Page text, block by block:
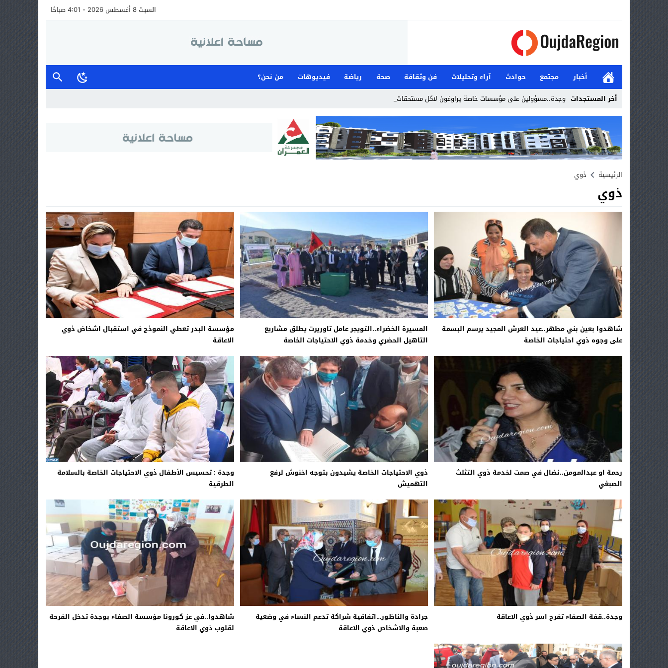
السبت 8 أغسطس 2026 - 4:01 صباحًا
أخبار مجتمع حوادث آراء وتحليلات فن وثقافة صحة رياضة فيديوهات
من نحن؟
أخر المستجدات وجدة..مسؤولين على مؤسسات خاصة يراوغون لاكل مستحقات المستخدمين _
Stop
Previous
Next
الرئيسية
ذوي
ذوي
شاهدوا بعين بني مطهر..عيد العرش المجيد يرسم البسمة
على وجوه ذوي احتياجات الخاصة
المسيرة الخضراء..التويجر عامل تاوريرت يطلق مشاريع
التاهيل الحضري وخدمة ذوي الاحتياجات الخاصة
مؤسسة البدر تعطي النموذج في استقبال اشخاض ذوي
الاعاقة
رحمة او عبدالمومن..نضال في صمت لخدمة ذوي التثلث
الصبغي
ذوي الاحتياجات الخاصة يشيدون بتوجه اخنوش لرفع
التهميش
وجدة : تحسيس الأطفال ذوي الاحتياجات الخاصة بالسلامة
الطرقية
وجدة..قفة الصفاء تفرح اسر ذوي الاعاقة
جرادة والناظور…اتفاقية شراكة تدعم النساء في وضعية
صعبة والاشخاص ذوي الاعاقة
شاهدوا..في عز كورونا مؤسسة الصفاء بوجدة تدخل الفرحة
لقلوب ذوي الاعاقة